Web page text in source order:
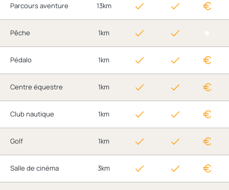
Parcours aventure 13km
Pêche 1km
Pédalo 1km
Centre équestre 1km
Club nautique 1km
Golf 1km
Salle de cinéma 3km